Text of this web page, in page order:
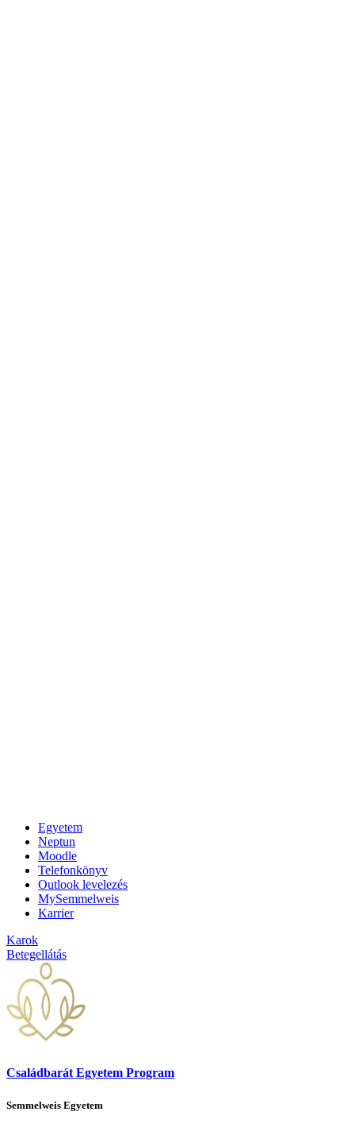
Egyetem
Neptun
Moodle
Telefonkönyv
Outlook levelezés
MySemmelweis
Karrier
Karok
Betegellátás
Családbarát Egyetem Program
Semmelweis Egyetem